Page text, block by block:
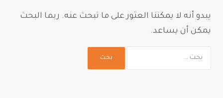
يبدو أنه لا يمكننا العثور على ما تبحث عنه. ربما البحث
يمكن أن يساعد.